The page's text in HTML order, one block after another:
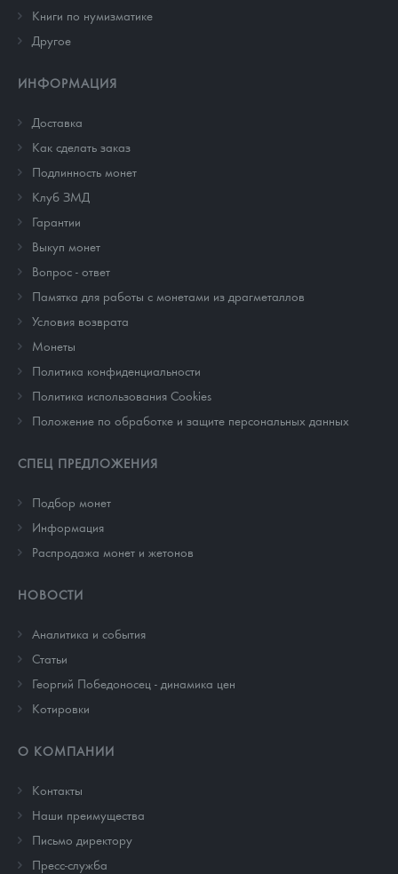
Книги по нумизматике
Другое
ИНФОРМАЦИЯ
Доставка
Как сделать заказ
Подлинность монет
Клуб ЗМД
Гарантии
Выкуп монет
Вопрос - ответ
Памятка для работы с монетами из драгметаллов
Условия возврата
Монеты
Политика конфиденциальности
Политика использования Cookies
Положение по обработке и защите персональных данных
СПЕЦ ПРЕДЛОЖЕНИЯ
Подбор монет
Информация
Распродажа монет и жетонов
НОВОСТИ
Аналитика и события
Cтатьи
Георгий Победоносец - динамика цен
Котировки
О КОМПАНИИ
Контакты
Наши преимущества
Письмо директору
Пресс-служба